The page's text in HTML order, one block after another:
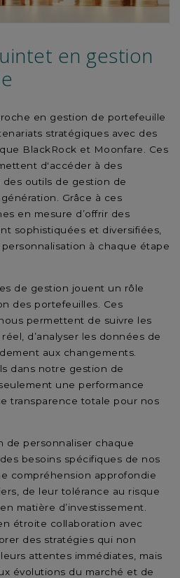
en gestion
en gestion de portefeuille
stratégiques avec des
BlackRock et Moonfare. Ces
d'accéder à des
outils de gestion de
Grâce à ces
en mesure d’offrir des
sophistiquées et diversifiées,
à chaque étape
de gestion jouent un rôle
des portefeuilles. Ces
permettent de suivre les
d’analyser les données de
aux changements.
dans notre gestion de
une performance
transparence totale pour nos
de personnaliser chaque
besoins spécifiques de nos
compréhension approfondie
de leur tolérance au risque
matière d’investissement.
étroite collaboration avec
des stratégies qui non
attentes immédiates, mais
évolutions du marché et de